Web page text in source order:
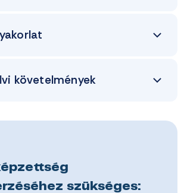
követelmények
szükséges: